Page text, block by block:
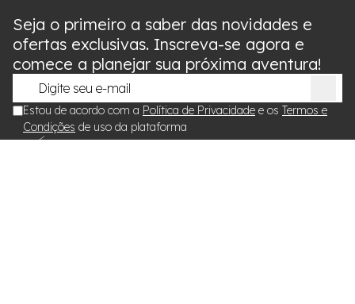
Seja o primeiro a saber das novidades e
ofertas exclusivas. Inscreva-se agora e
comece a planejar sua próxima aventura!
Estou de acordo com a Política de Privacidade e os Termos e
Condições de uso da plataforma